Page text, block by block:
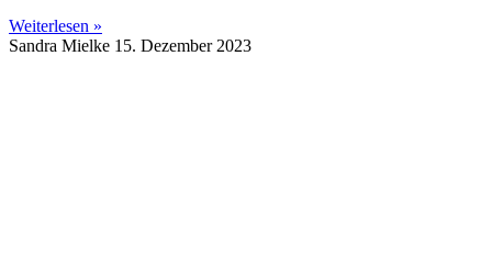
Weiterlesen »
Sandra Mielke 15. Dezember 2023